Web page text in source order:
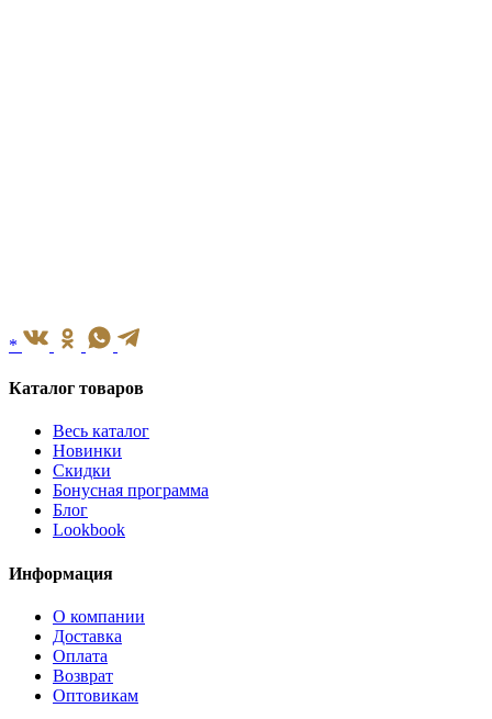
*
Каталог товаров
Весь каталог
Новинки
Скидки
Бонусная программа
Блог
Lookbook
Информация
О компании
Доставка
Оплата
Возврат
Оптовикам